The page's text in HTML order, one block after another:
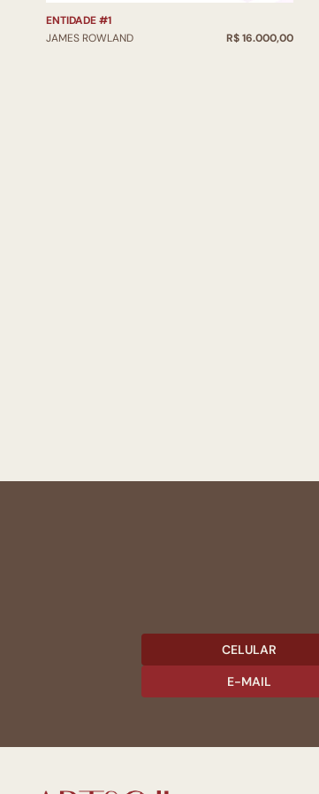
ENTIDADE #1
JAMES ROWLAND
R$ 16.000,00
CELULAR
E-MAIL